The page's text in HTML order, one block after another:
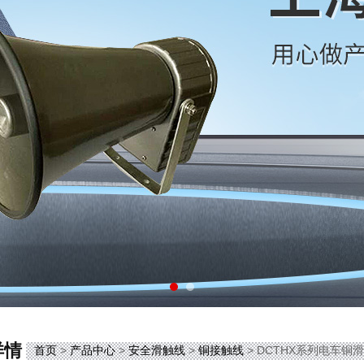
情 首页>产品中心>安全滑触线>铜接触线> DCTHX系列电车铜